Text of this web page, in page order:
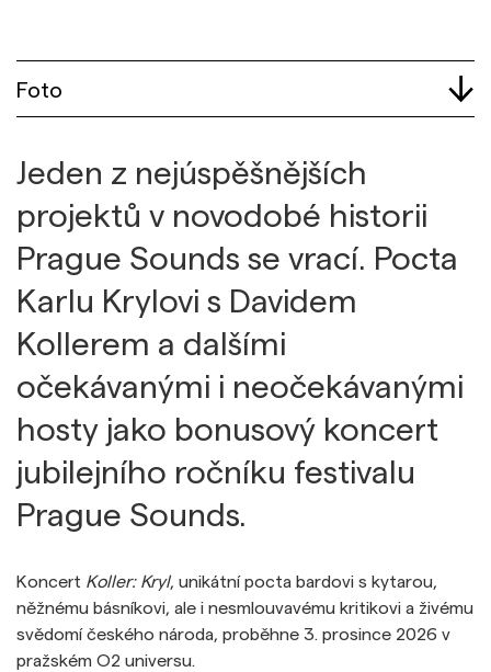
Foto
Jeden z nejúspěšnějších
projektů v novodobé historii
Prague Sounds se vrací. Pocta
Karlu Krylovi s Davidem
Kollerem a dalšími
očekávanými i neočekávanými
hosty jako bonusový koncert
jubilejního ročníku festivalu
Prague Sounds.
Koncert Koller: Kryl, unikátní pocta bardovi s kytarou,
něžnému básníkovi, ale i nesmlouvavému kritikovi a živému
svědomí českého národa, proběhne 3. prosince 2026 v
pražském O2 universu.